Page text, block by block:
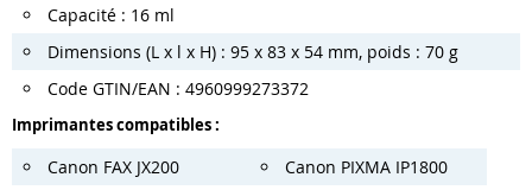
Capacité : 16 ml
Dimensions (L x l x H) : 95 x 83 x 54 mm, poids : 70 g
Code GTIN/EAN : 4960999273372
Imprimantes compatibles :
Canon FAX JX200
Canon PIXMA IP1800